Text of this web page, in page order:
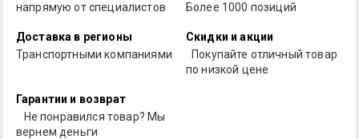
напрямую от специалистов
Более 1000 позиций
Доставка в регионы
Транспортными компаниями
Скидки и акции
Покупайте отличный товар
по низкой цене
Гарантии и возврат
Не понравился товар? Мы
вернем деньги